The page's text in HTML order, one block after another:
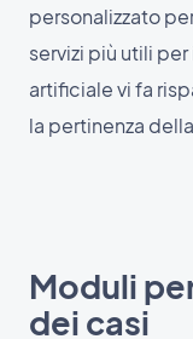
personalizzato
servizi più utili
artificiale vi fa
la pertinenza
Moduli
dei casi